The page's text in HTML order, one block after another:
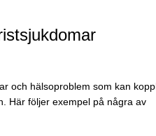
och hälsoproblem som kan
Här följer exempel på några av